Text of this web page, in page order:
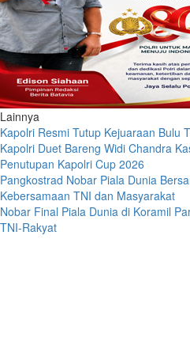
Lainnya
Kapolri Resmi Tutup Kejuaraan Bulu
Kapolri Duet Bareng Widi Chandra
Penutupan Kapolri Cup 2026
Pangkostrad Nobar Piala Dunia
Kebersamaan TNI dan Masyarakat
Nobar Final Piala Dunia di Koramil
TNI-Rakyat